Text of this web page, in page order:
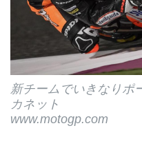
新チームでいきなりポ
カネット
www.motogp.com